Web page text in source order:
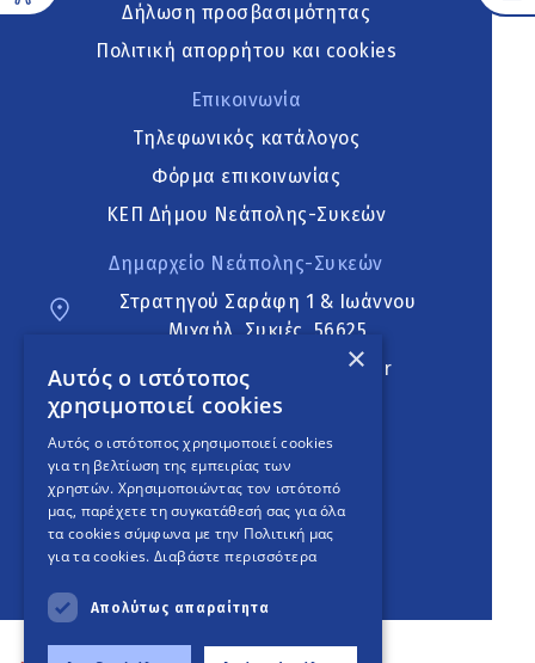
Δήλωση προσβασιμότητας
Πολιτική απορρήτου και cookies
Επικοινωνία
Τηλεφωνικός κατάλογος
Φόρμα επικοινωνίας
ΚΕΠ Δήμου Νεάπολης-Συκεών
Δημαρχείο Νεάπολης-Συκεών
Στρατηγού Σαράφη 1 & Ιωάννου
Μιχαήλ, Συκιές, 56625
neapoli.sykies@ddt.gov.gr
Ακολουθήστε
English Version
An project
×
Αυτός ο ιστότοπος
χρησιμοποιεί cookies
Αυτός ο ιστότοπος χρησιμοποιεί cookies
για τη βελτίωση της εμπειρίας των
χρηστών. Χρησιμοποιώντας τον ιστότοπό
μας, παρέχετε τη συγκατάθεσή σας για όλα
τα cookies σύμφωνα με την Πολιτική μας
για τα cookies. Διαβάστε περισσότερα
Απολύτως απαραίτητα